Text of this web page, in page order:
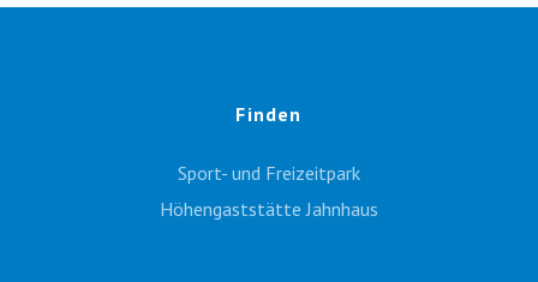
Finden
Sport- und Freizeitpark
Höhengaststätte Jahnhaus